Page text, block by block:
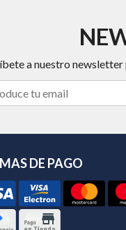
a nuestro
DE PAGO